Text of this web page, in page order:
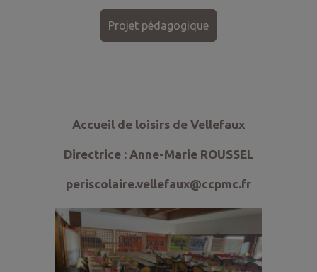
Projet pédagogique
Accueil de loisirs de Vellefaux
Directrice : Anne-Marie ROUSSEL
periscolaire.vellefaux@ccpmc.fr